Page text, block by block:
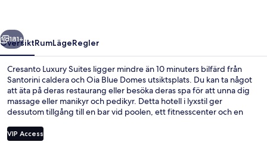
Nästa
181+
ÖversiktRumLägeRegler
Cresanto Luxury Suites ligger mindre än 10 minuters bilfärd från
Santorini caldera och Oia Blue Domes utsiktsplats. Du kan ta något
att äta på deras restaurang eller besöka deras spa för att unna dig
massage eller manikyr och pedikyr. Detta hotell i lyxstil ger
dessutom tillgång till en bar vid poolen, ett fitnesscenter och en
den hjälpsamma personalen och frukosten.
VIP Access